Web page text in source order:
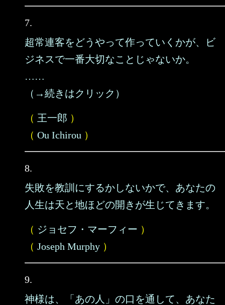
7.
超常連客をどうやって作っていくかが、ビ
ジネスで一番大切なことじゃないか。
……
（→続きはクリック）
（ 王一郎 ）
（ Ou Ichirou ）
8.
失敗を教訓にするかしないかで、あなたの
人生は天と地ほどの開きが生じてきます。
（ ジョセフ・マーフィー ）
（ Joseph Murphy ）
9.
神様は、「あの人」の口を通して、あなた